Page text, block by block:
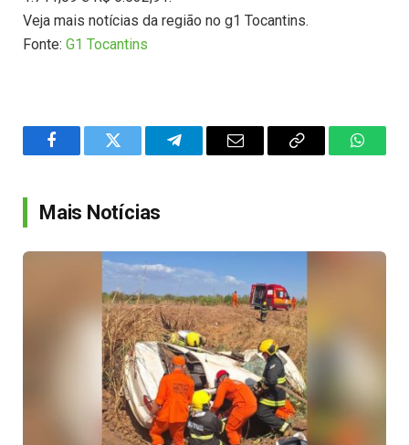
Veja mais notícias da região no g1 Tocantins.
Fonte: G1 Tocantins
FacebookTwitter TelegramEmail
Copy
Mais Notícias